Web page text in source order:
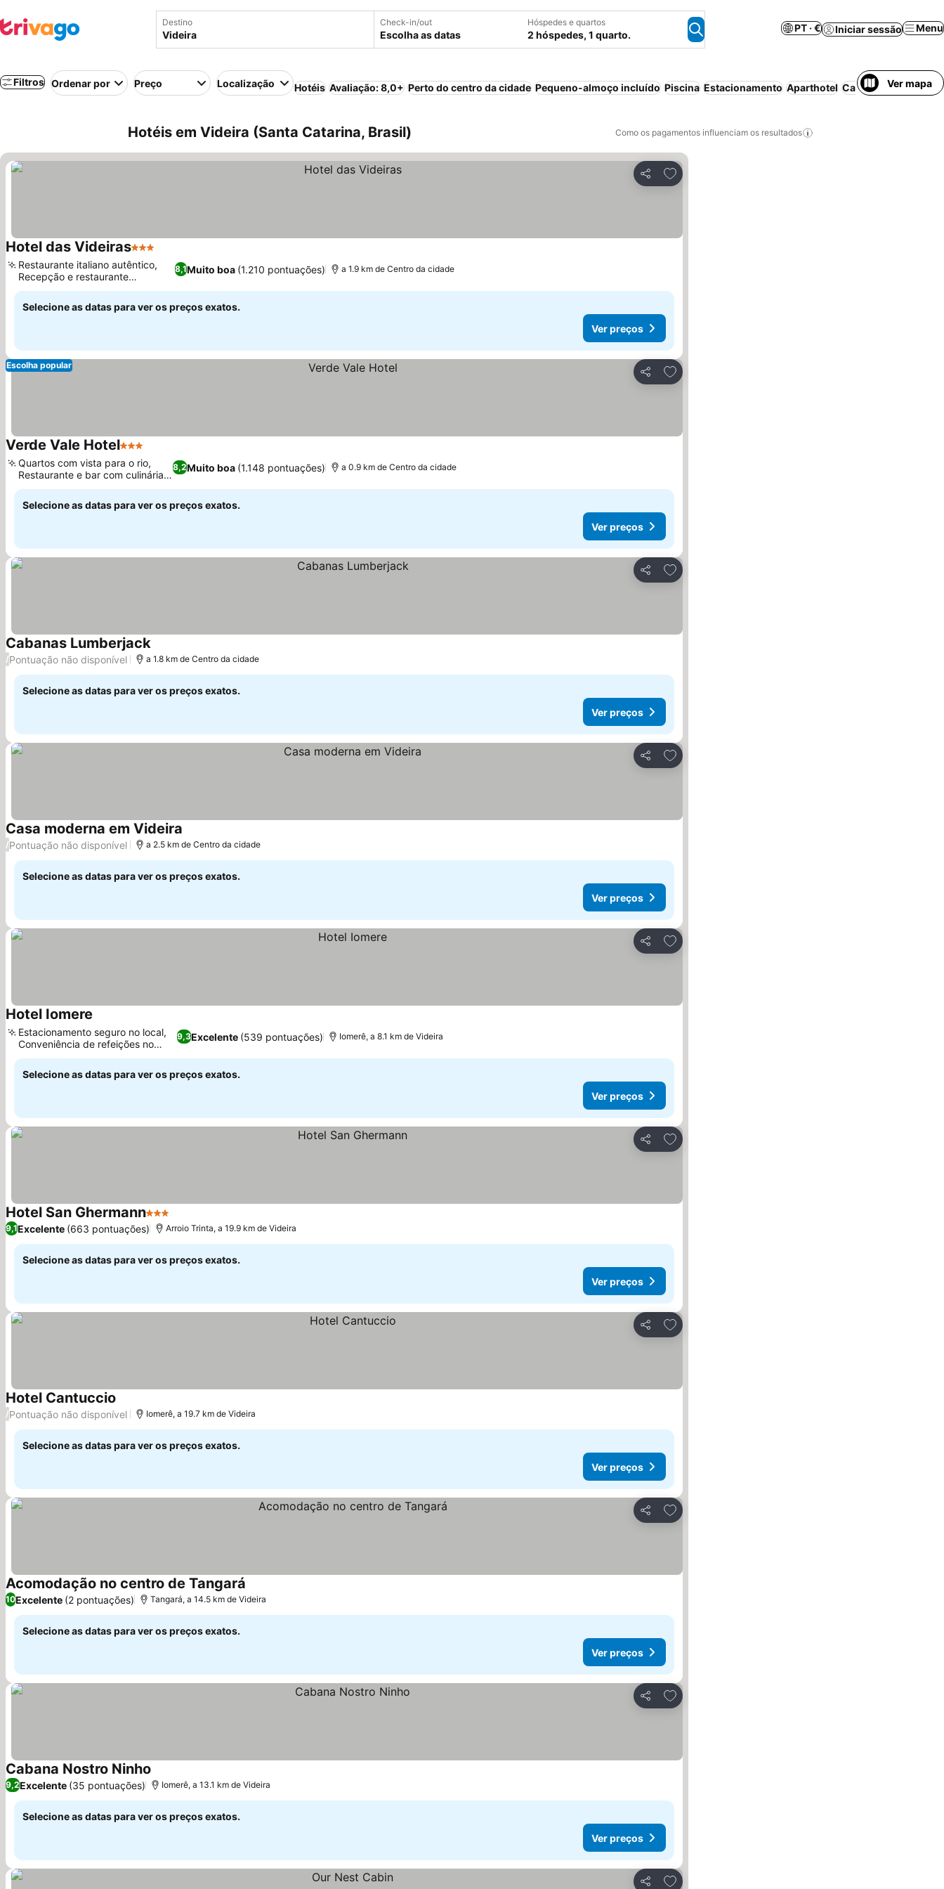
Destino Check-in/out
Escolha as datas
Hóspedes e quartos
2 hóspedes, 1 quarto.
PT · € Iniciar sessão Menu
Filtros Ordenar por Preço Localização Hotéis Avaliação: 8,0+ Perto do centro da cidade Pequeno-almoço incluído Piscina Estacionamento Aparthotel Cancelamento
Ver mapa
Hotéis em Videira (Santa Catarina, Brasil) Como os pagamentos influenciam os resultados
Partilhar
Adicionar aos favoritos
Hotel das Videiras3 Estrelas
8,1Muito boa (1.210 pontuações)
Restaurante italiano autêntico,
Recepção e restaurante
reformados
a 1.9 km de Centro da cidade
Selecione as datas para ver os preços exatos.
Ver preços
Partilhar
Adicionar aos favoritos
Escolha popular
Verde Vale Hotel3 Estrelas
8,2Muito boa (1.148 pontuações)
Quartos com vista para o rio,
Restaurante e bar com culinária
local
a 0.9 km de Centro da cidade
Selecione as datas para ver os preços exatos.
Ver preços
Partilhar
Adicionar aos favoritos
Cabanas Lumberjack
/Pontuação não disponível a 1.8 km de Centro da cidade
Selecione as datas para ver os preços exatos.
Ver preços
Partilhar
Adicionar aos favoritos
Casa moderna em Videira
/Pontuação não disponível a 2.5 km de Centro da cidade
Selecione as datas para ver os preços exatos.
Ver preços
Partilhar
Adicionar aos favoritos
Hotel Iomere
9,3Excelente (539 pontuações)
Estacionamento seguro no local,
Conveniência de refeições no
local
Iomerê, a 8.1 km de Videira
Selecione as datas para ver os preços exatos.
Ver preços
Partilhar
Adicionar aos favoritos
Hotel San Ghermann3 Estrelas
9,1Excelente (663 pontuações) Arroio Trinta, a 19.9 km de Videira
Selecione as datas para ver os preços exatos.
Ver preços
Partilhar
Adicionar aos favoritos
Hotel Cantuccio
/Pontuação não disponível Iomerê, a 19.7 km de Videira
Selecione as datas para ver os preços exatos.
Ver preços
Partilhar
Adicionar aos favoritos
Acomodação no centro de Tangará
10Excelente (2 pontuações) Tangará, a 14.5 km de Videira
Selecione as datas para ver os preços exatos.
Ver preços
Partilhar
Adicionar aos favoritos
Cabana Nostro Ninho
9,2Excelente (35 pontuações) Iomerê, a 13.1 km de Videira
Selecione as datas para ver os preços exatos.
Ver preços
Adicionar aos favoritos